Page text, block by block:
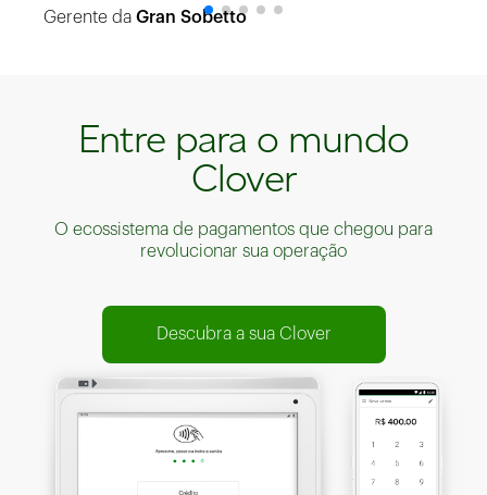
Gerente da Gran Sobetto
Entre para o mundo
Clover
O ecossistema de pagamentos que chegou para
revolucionar sua operação
Descubra a sua Clover